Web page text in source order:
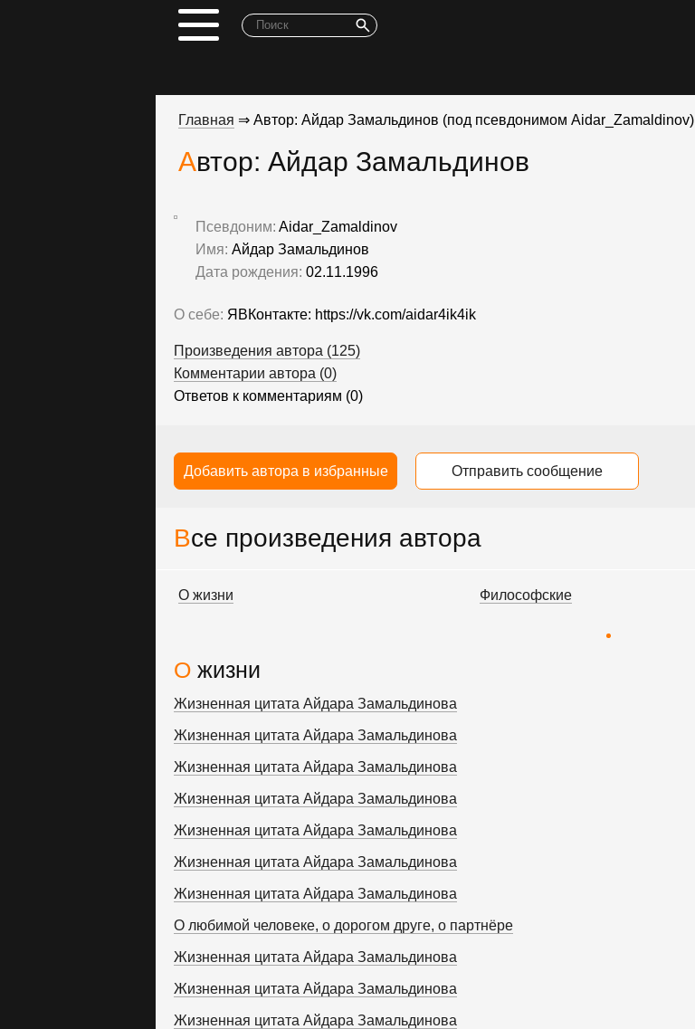
Главная ⇒ Автор: Айдар Замальдинов (под псевдонимом Aidar_Zamaldinov)
Автор: Айдар Замальдинов
Псевдоним: Aidar_Zamaldinov
Имя: Айдар Замальдинов
Дата рождения: 02.11.1996
О себе: ЯВКонтакте: https://vk.com/aidar4ik4ik
Произведения автора (125)
Комментарии автора (0)
Ответов к комментариям (0)
Добавить автора в избранные Отправить сообщение
Все произведения автора
О жизни Философские
О жизни
Жизненная цитата Айдара Замальдинова
Жизненная цитата Айдара Замальдинова
Жизненная цитата Айдара Замальдинова
Жизненная цитата Айдара Замальдинова
Жизненная цитата Айдара Замальдинова
Жизненная цитата Айдара Замальдинова
Жизненная цитата Айдара Замальдинова
О любимой человеке, о дорогом друге, о партнёре
Жизненная цитата Айдара Замальдинова
Жизненная цитата Айдара Замальдинова
Жизненная цитата Айдара Замальдинова